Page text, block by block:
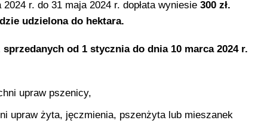
r. do 31 maja 2024 r. dopłata wyniesie 300 zł.
udzielona do hektara.
od 1 stycznia do dnia 10 marca 2024 r.
upraw pszenicy,
upraw żyta, jęczmienia, pszenżyta lub mieszanek